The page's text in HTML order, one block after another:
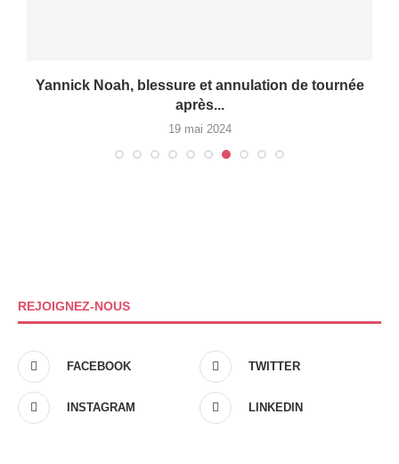
Yannick Noah, blessure et annulation de tournée
après...
19 mai 2024
REJOIGNEZ-NOUS
FACEBOOK TWITTER
INSTAGRAM LINKEDIN